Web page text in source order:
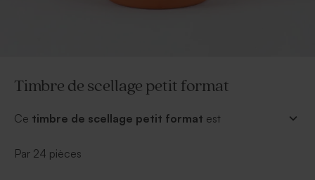
Timbre de scellage petit format
Ce timbre de scellage petit format est
vos enveloppes ou sur vos boîtes à dragées, pour un
Par 24 pièces